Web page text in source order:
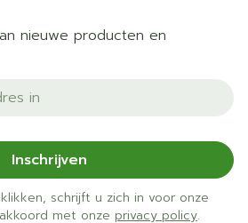
nieuwe producten en
Inschrijven
schrijft u zich in voor onze
met onze privacy policy.